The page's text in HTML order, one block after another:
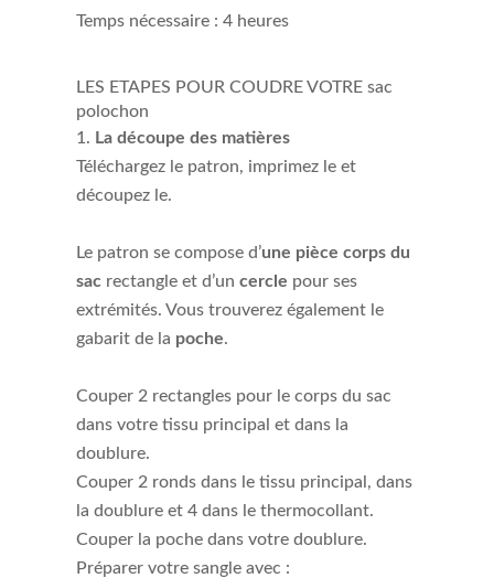
Temps nécessaire : 4 heures
LES ETAPES POUR COUDRE VOTRE sac
polochon
La découpe des matières
Téléchargez le patron, imprimez le et
découpez le.
Le patron se compose d’une pièce corps du
sacrectangle et d’un cercle pour ses
extrémités. Vous trouverez également le
gabarit de la poche.
Couper 2 rectangles pour le corps du sac
dans votre tissu principal et dans la
doublure.
Couper 2 ronds dans le tissu principal, dans
la doublure et 4 dans le thermocollant.
Couper la poche dans votre doublure.
Préparer votre sangle avec :